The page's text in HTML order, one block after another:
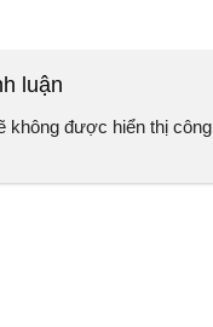
luận
không được hiển thị